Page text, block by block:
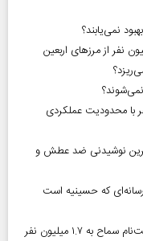
نمی‌یابند؟
| بیش از ۱۰.۵ میلیون نفر با محدودیت عملکردی
نوشیدنی ضد عطش و
رسانه‌ای که حسینیه است
آغاز رسمی برنامه‌های اربعین ۱۴۰۵ در مرز‌ها | ثبت‌نام سماح به ۱.۷ میلیون نفر